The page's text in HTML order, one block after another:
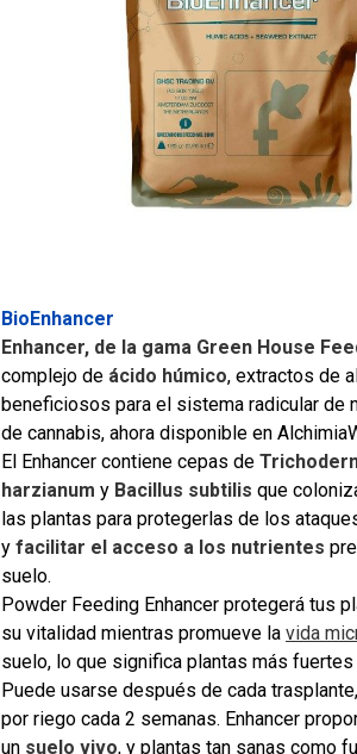
BioEnhancer
Enhancer, de la gama Green House
complejo de ácido húmico, extractos de
beneficiosos para el sistema radicular de
de cannabis, ahora disponible en
El Enhancer contiene cepas de
harzianum y Bacillus subtilisque
las plantas para protegerlas de los
yfacilitar el acceso a los nutrientes
suelo.
Powder Feeding Enhancer protegerá tus
su vitalidad mientras promueve lavida
suelo, lo que significa plantas más
Puede usarse después de cada
por riego cada 2 semanas. Enhancer
un suelo vivo, y plantas tan sanas como